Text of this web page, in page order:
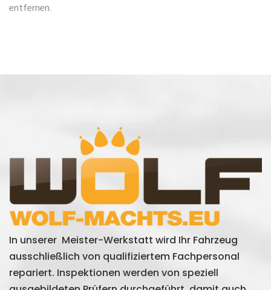
entfernen.
In unserer Meister-Werkstatt wird Ihr Fahrzeug
ausschließlich von qualifiziertem Fachpersonal
repariert. Inspektionen werden von speziell